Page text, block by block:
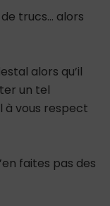
trucs… alors
alors qu’il
un tel
à vous respect
faites pas des